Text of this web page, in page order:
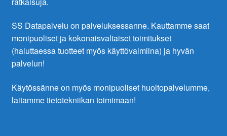
SS Datapalvelu on palveluksessanne. Kauttamme saat
monipuoliset ja kokonaisvaltaiset toimitukset
(haluttaessa tuotteet myös käyttövalmiina) ja hyvän
palvelun!
Käytössänne on myös monipuoliset huoltopalvelumme,
laitamme tietotekniikan toimimaan!